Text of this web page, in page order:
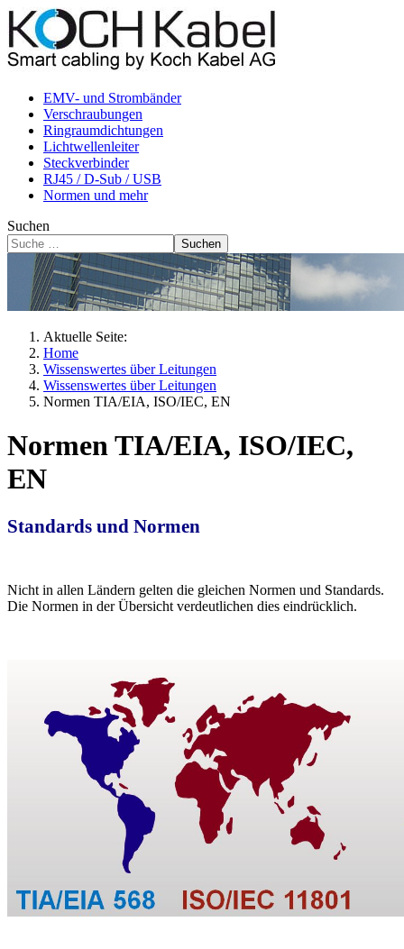
EMV- und Strombänder
Verschraubungen
Ringraumdichtungen
Lichtwellenleiter
Steckverbinder
RJ45 / D-Sub / USB
Normen und mehr
Suchen
Suchen
Aktuelle Seite:
Home
Wissenswertes über Leitungen
Wissenswertes über Leitungen
Normen TIA/EIA, ISO/IEC, EN
Normen TIA/EIA, ISO/IEC,
EN
Standards und Normen
Nicht in allen Ländern gelten die gleichen Normen und Standards.
Die Normen in der Übersicht verdeutlichen dies eindrücklich.